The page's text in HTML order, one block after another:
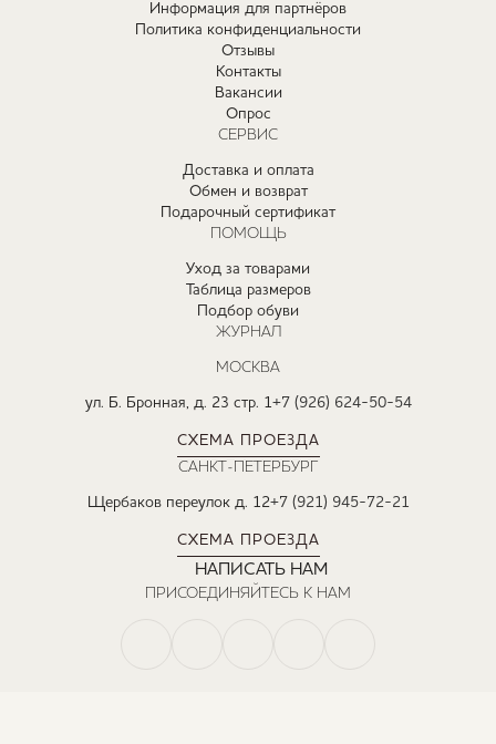
Информация для партнёров
Политика конфиденциальности
Отзывы
Контакты
Вакансии
Опрос
СЕРВИС
Доставка и оплата
Обмен и возврат
Подарочный сертификат
ПОМОЩЬ
Уход за товарами
Таблица размеров
Подбор обуви
ЖУРНАЛ
МОСКВА
ул. Б. Бронная, д. 23 стр. 1+7 (926) 624-50-54
СХЕМА ПРОЕЗДА
САНКТ-ПЕТЕРБУРГ
Щербаков переулок д. 12+7 (921) 945-72-21
СХЕМА ПРОЕЗДА
НАПИСАТЬ НАМ
ПРИСОЕДИНЯЙТЕСЬ К НАМ